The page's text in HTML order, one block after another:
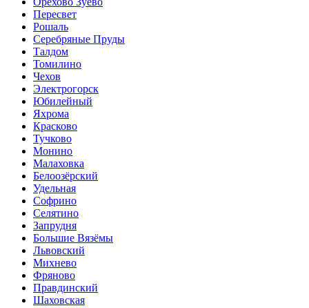
Пересвет
Рошаль
Серебряные Пруды
Талдом
Томилино
Чехов
Электрогорск
Юбилейный
Яхрома
Красково
Тучково
Монино
Малаховка
Белоозёрский
Удельная
Софрино
Селятино
Запрудня
Большие Вязёмы
Львовский
Михнево
Фряново
Правдинский
Шаховская